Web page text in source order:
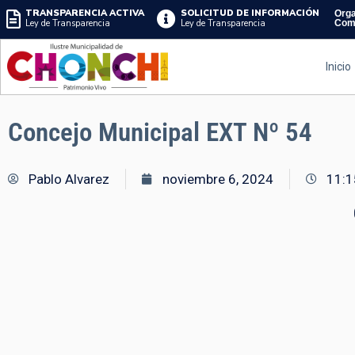
TRANSPARENCIA ACTIVA
Ley de Transparencia
SOLICITUD DE INFORMACIÓN
Ley de Transparencia
Inicio
Concejo Municipal EXT Nº 54
Pablo Alvarez noviembre 6, 2024